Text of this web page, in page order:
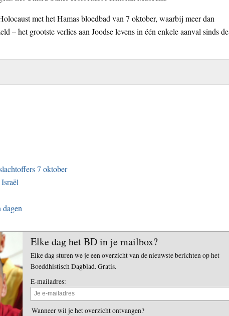
met het Hamas bloedbad van 7 oktober, waarbij meer dan
– het grootste verlies aan Joodse levens in één enkele aanval sinds de
7 oktober
Elke dag het BD in je mailbox?
Elke dag sturen we je een overzicht van de nieuwste berichten op het
Boeddhistisch Dagblad. Gratis.
E-mailadres:
Wanneer wil je het overzicht ontvangen?